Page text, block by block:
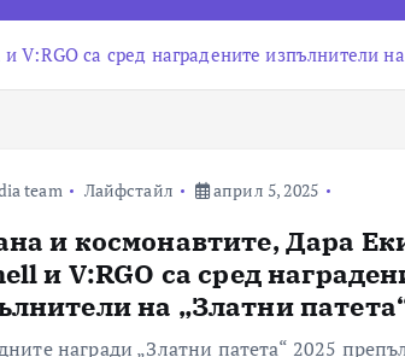
са сред наградените изпълнители на
team Лайфстайл април 5, 2025
и космонавтите, Дара
и V:RGO са сред
на „Златни
награди „Златни патета“ 2025